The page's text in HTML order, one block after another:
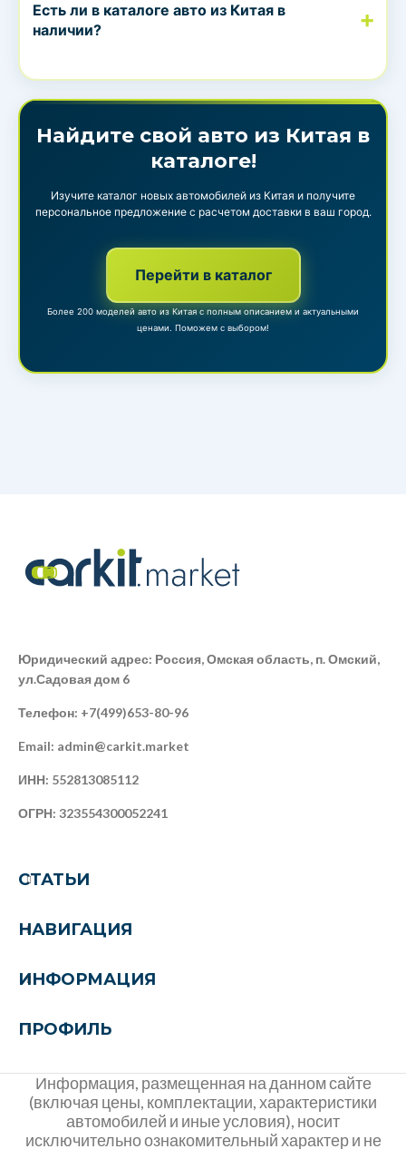
Есть ли в каталоге авто из Китая в
наличии?
Найдите свой авто из Китая в
каталоге!
Изучите каталог новых автомобилей из Китая и получите
персональное предложение с расчетом доставки в ваш город.
Перейти в каталог
Более 200 моделей авто из Китая с полным описанием и актуальными
ценами. Поможем с выбором!
Юридический адрес: Россия, Омская область, п. Омский,
ул.Садовая дом 6
Телефон: +7(499)653-80-96
Email: admin@carkit.market
ИНН: 552813085112
ОГРН: 323554300052241
СТАТЬИ
НАВИГАЦИЯ
ИНФОРМАЦИЯ
ПРОФИЛЬ
Информация, размещенная на данном сайте
(включая цены, комплектации, характеристики
автомобилей и иные условия), носит
исключительно ознакомительный характер и не